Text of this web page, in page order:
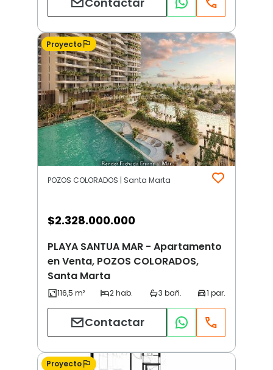
Proyecto
POZOS COLORADOS | Santa Marta
$2.328.000.000
PLAYA SANTUA MAR - Apartamento
en Venta, POZOS COLORADOS,
Santa Marta
Contactar
Proyecto